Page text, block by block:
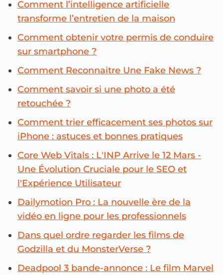
Comment l’intelligence artificielle
transforme l’entretien de la maison
Comment obtenir votre permis de conduire
sur smartphone ?
Comment Reconnaitre Une Fake News ?
Comment savoir si une photo a été
retouchée ?
Comment trier efficacement ses photos sur
iPhone : astuces et bonnes pratiques
Core Web Vitals : L'INP Arrive le 12 Mars -
Une Évolution Cruciale pour le SEO et
l'Expérience Utilisateur
Dailymotion Pro : La nouvelle ère de la
vidéo en ligne pour les professionnels
Dans quel ordre regarder les films de
Godzilla et du MonsterVerse ?
Deadpool 3 bande-annonce : Le film Marvel